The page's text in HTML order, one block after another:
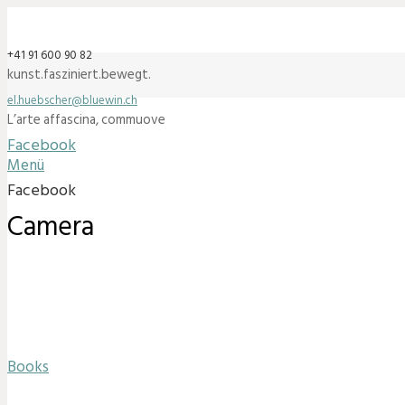
+41 91 600 90 82
el.huebscher@bluewin.ch
Facebook
Facebook
kunst.fasziniert.bewegt.
L’arte affascina, commuove
Menü
Camera
Books